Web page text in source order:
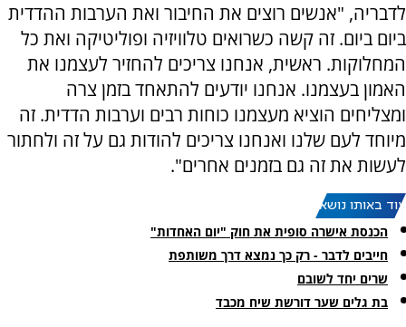
לדבריה, "אנשים רוצים את החיבור ואת הערבות ההדדית
ביום ביום. זה קשה כשרואים טלוויזיה ופוליטיקה ואת כל
המחלוקות. ראשית, אנחנו צריכים להחזיר לעצמנו את
האמון בעצמנו. אנחנו יודעים להתאחד בזמן צרה
ומצליחים הוציא מעצמנו כוחות רבים וערבות הדדית. זה
מיוחד לעם שלנו ואנחנו צריכים להודות גם על זה ולחתור
לעשות את זה גם בזמנים אחרים".
עוד באותו נושא:
הכנסת אישרה סופית את חוק "יום האחדות"
חייבים לדבר - רק כך נמצא דרך משותפת
שרים יחד לשובם
בת גלים שער דורשת שיח מכבד